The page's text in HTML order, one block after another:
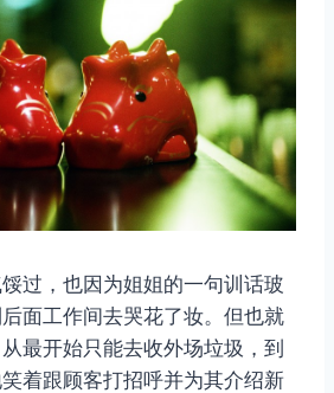
过，也因为姐姐的一句训话玻
面工作间去哭花了妆。但也就
最开始只能去收外场垃圾，到
着跟顾客打招呼并为其介绍新